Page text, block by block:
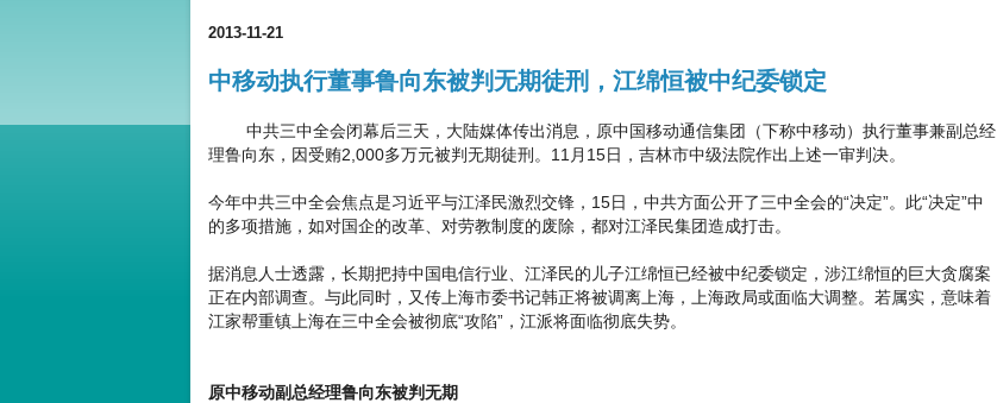
2013-11-21
中移动执行董事鲁向东被判无期徒刑，江绵恒被中纪委锁定
中共三中全会闭幕后三天，大陆媒体传出消息，原中国移动通信集团（下称中移动）执行董事兼副总经
理鲁向东，因受贿2,000多万元被判无期徒刑。11月15日，吉林市中级法院作出上述一审判决。
今年中共三中全会焦点是习近平与江泽民激烈交锋，15日，中共方面公开了三中全会的“决定”。此“决定”中
的多项措施，如对国企的改革、对劳教制度的废除，都对江泽民集团造成打击。
据消息人士透露，长期把持中国电信行业、江泽民的儿子江绵恒已经被中纪委锁定，涉江绵恒的巨大贪腐案
正在内部调查。与此同时，又传上海市委书记韩正将被调离上海，上海政局或面临大调整。若属实，意味着
江家帮重镇上海在三中全会被彻底“攻陷”，江派将面临彻底失势。
原中移动副总经理鲁向东被判无期